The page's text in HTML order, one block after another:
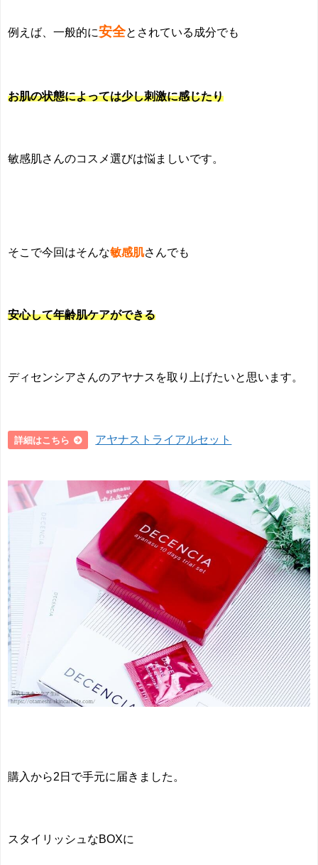
例えば、一般的に安全とされている成分でも
お肌の状態によっては少し刺激に感じたり
敏感肌さんのコスメ選びは悩ましいです。
そこで今回はそんな敏感肌さんでも
安心して年齢肌ケアができる
ディセンシアさんのアヤナスを取り上げたいと思います。
詳細はこちら アヤナストライアルセット
購入から2日で手元に届きました。
スタイリッシュなBOXに